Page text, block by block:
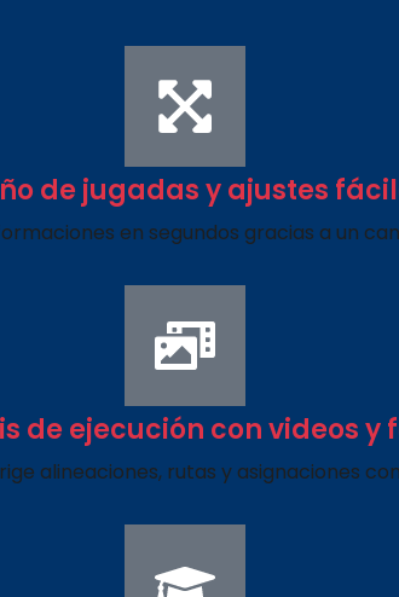
de jugadas y ajustes
en segundos gracias a un
de ejecución con videos y
alineaciones, rutas y asignaciones